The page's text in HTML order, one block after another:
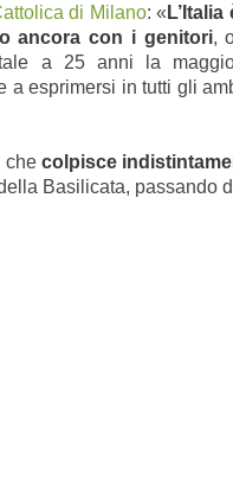
di Milano: «
ancora con i genitori,
a 25 anni la
esprimersi in tutti gli
che colpisce
Basilicata, passando